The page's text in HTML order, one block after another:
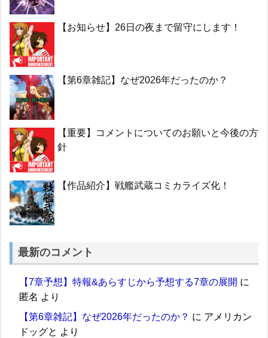
【お知らせ】26日の夜まで留守にします！
【第6章雑記】なぜ2026年だったのか？
【重要】コメントについてのお願いと今後の方
針
【作品紹介】戦艦武蔵コミカライズ化！
最新のコメント
【7章予想】特報&あらすじから予想する7章の展開 に
匿名 より
【第6章雑記】なぜ2026年だったのか？ に アメリカン
ドッグと より